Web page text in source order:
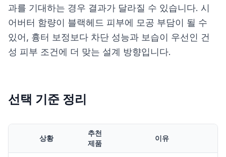
과를 기대하는 경우 결과가 달라질 수 있습니다. 시
어버터 함량이 블랙헤드 피부에 모공 부담이 될 수
있어, 흉터 보정보다 차단 성능과 보습이 우선인 건
성 피부 조건에 더 맞는 설계 방향입니다.
선택 기준 정리
상황
추천
제품
이유